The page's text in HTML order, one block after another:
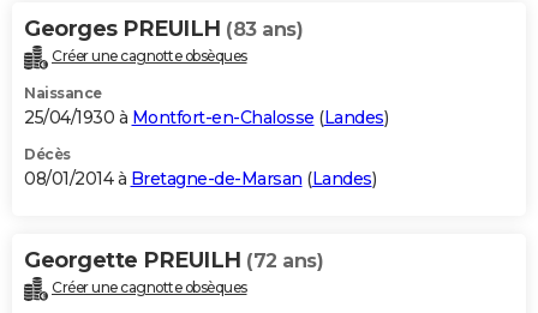
Georges PREUILH (83 ans)
Créer une cagnotte obsèques
Naissance
25/04/1930 à Montfort-en-Chalosse (Landes)
Décès
08/01/2014 à Bretagne-de-Marsan (Landes)
Georgette PREUILH (72 ans)
Créer une cagnotte obsèques